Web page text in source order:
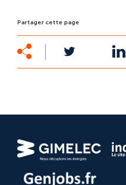
Partager cette page